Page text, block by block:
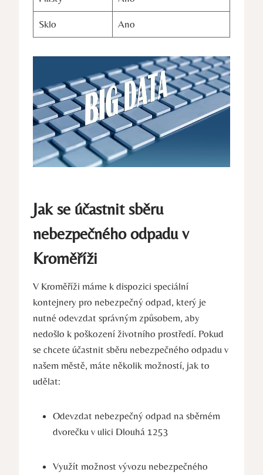
Sklo Ano
Jak se účastnit sběru
nebezpečného odpadu v
Kroměříži
V Kroměříži máme k dispozici speciální
kontejnery pro nebezpečný odpad, který je
nutné odevzdat správným způsobem, aby
nedošlo k poškození životního prostředí. Pokud
se chcete účastnit sběru nebezpečného odpadu v
našem městě, máte několik možností, jak to
udělat:
Odevzdat nebezpečný odpad na sběrném
dvorečku v ulici Dlouhá 1253
Využít možnost vývozu nebezpečného